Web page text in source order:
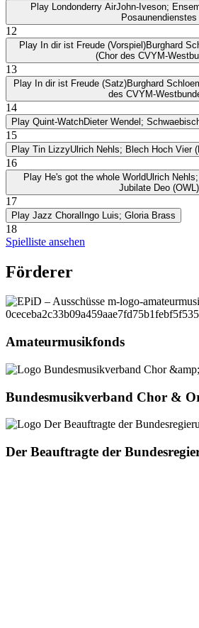
Play Londonderry AirJohn-Iveson;
Posaunendienstes
12
Play In dir ist Freude (Vorspiel)Burghard
(Chor des CVYM-
13
Play In dir ist Freude (Satz)Burghard
des CVYM-
14
Play Quint-WatchDieter Wendel;
15
Play Tin LizzyUlrich Nehls; Blech Hoch Vier
16
Play He's got the whole WorldUlrich
Jubilate Deo (OWL)
17
Play Jazz ChoralIngo Luis; Gloria Brass
18
Spielliste ansehen
Förderer
Amateurmusikfonds
Bundesmusikverband Chor &
Der Beauftragte der